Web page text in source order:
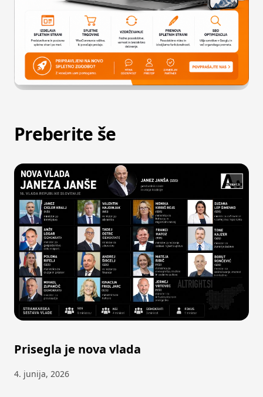
Preberite še
Prisegla je nova vlada
4. junija, 2026